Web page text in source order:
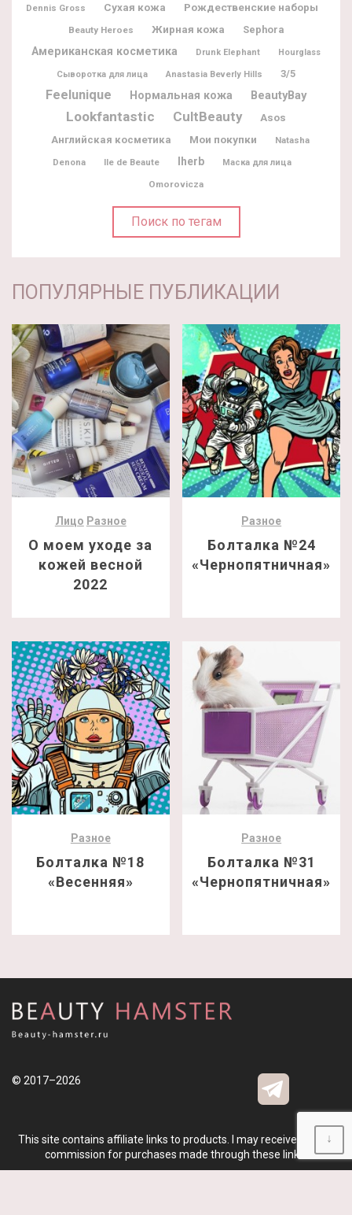
Dennis Gross
Сухая кожа Рождественские наборы
Beauty Heroes Жирная кожа Sephora
Американская косметика Drunk Elephant Hourglass
Сыворотка для лица Anastasia Beverly Hills 3/5
Feelunique Нормальная кожа BeautyBay
Lookfantastic CultBeauty
Asos
Английская косметика
Мои покупки
Natasha
Denona
Ile de Beaute Iherb Маска для лица
Omorovicza
Поиск по тегам
ПОПУЛЯРНЫЕ ПУБЛИКАЦИИ
Лицо Разное
О моем уходе за
кожей весной
2022
Разное
Болталка №24
«Чернопятничная»
Разное
Болталка №18
«Весенняя»
Разное
Болталка №31
«Чернопятничная»
© 2017–2026
This site contains affiliate links to products. I may receive a small
commission for purchases made through these links.
↓